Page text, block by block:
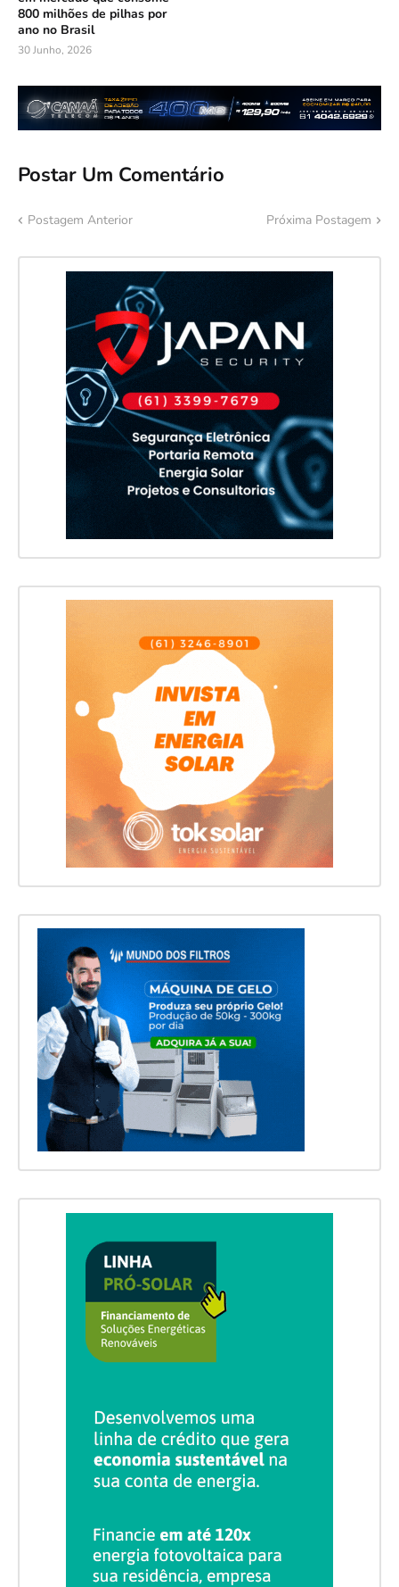
800 milhões de pilhas por
ano no Brasil
30 Junho, 2026
Postar Um Comentário
Postagem Anterior Próxima Postagem